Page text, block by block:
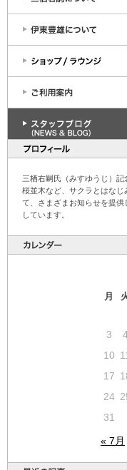
三栖右嗣氏（みすゆうじ）
桜並木など、サクラとはな
て、さまざまお知らせを提
しています。
月
« 7月
3
10
17
24
31